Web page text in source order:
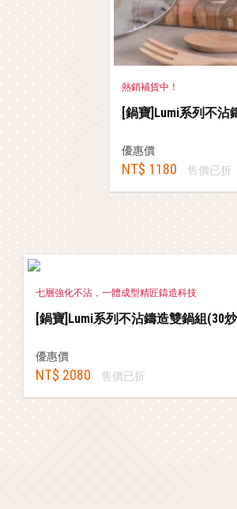
熱銷補貨中！
[鍋寶]Lumi系列不沾
優惠價
NT$ 1180 售價已折
七層強化不沾，一體成型精匠鑄造科技
[鍋寶]Lumi系列不沾鑄造雙鍋組(30
優惠價
NT$ 2080 售價已折